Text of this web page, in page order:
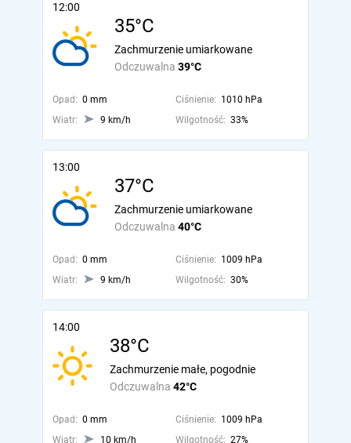
12:00
35°C
Odczuwalna 39°C
Zachmurzenie umiarkowane
Opad: 0 mm Ciśnienie: 1010 hPa
Wiatr:
9 km/h Wilgotność: 33%
13:00
37°C
Odczuwalna 40°C
Zachmurzenie umiarkowane
Opad: 0 mm Ciśnienie: 1009 hPa
Wiatr:
9 km/h Wilgotność: 30%
14:00
38°C
Odczuwalna 42°C
Zachmurzenie małe, pogodnie
Opad: 0 mm Ciśnienie: 1009 hPa
Wiatr:
10 km/h Wilgotność: 27%